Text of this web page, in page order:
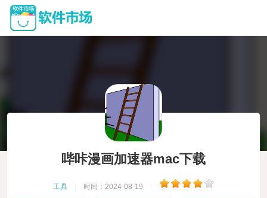
哔咔漫画加速器mac下载
工具 时间：2024-08-19